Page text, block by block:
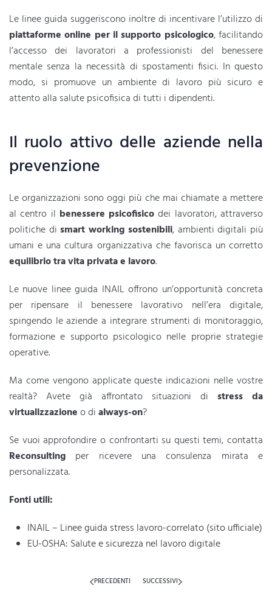
Le linee guida suggeriscono inoltre di incentivare l’utilizzo di
piattaforme online per il supporto psicologico, facilitando
l’accesso dei lavoratori a professionisti del benessere
mentale senza la necessità di spostamenti fisici. In questo
modo, si promuove un ambiente di lavoro più sicuro e
attento alla salute psicofisica di tutti i dipendenti.
Il ruolo attivo delle aziende nella
prevenzione
Le organizzazioni sono oggi più che mai chiamate a mettere
al centro il benessere psicofisico dei lavoratori, attraverso
politiche dismart working sostenibili, ambienti digitali più
umani e una cultura organizzativa che favorisca un corretto
equilibrio tra vita privata e lavoro.
Le nuove linee guida INAIL offrono un’opportunità concreta
per ripensare il benessere lavorativo nell’era digitale,
spingendo le aziende a integrare strumenti di monitoraggio,
formazione e supporto psicologico nelle proprie strategie
operative.
Ma come vengono applicate queste indicazioni nelle vostre
realtà? Avete già affrontato situazioni di stress da
virtualizzazioneo dialways-on?
Se vuoi approfondire o confrontarti su questi temi, contatta
Reconsulting per ricevere una consulenza mirata e
personalizzata.
Fonti utili:
INAIL – Linee guida stress lavoro-correlato (sito ufficiale)
EU-OSHA: Salute e sicurezza nel lavoro digitale
PRECEDENTI SUCCESSIVI